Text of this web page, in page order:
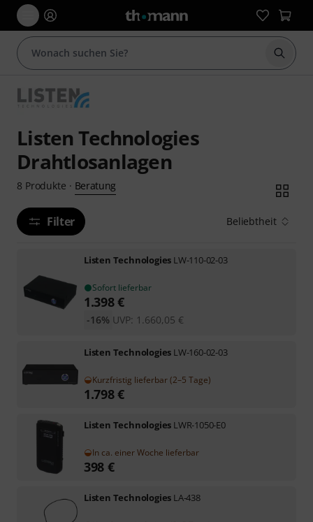
Suche
Listen Technologies
Drahtlosanlagen
8 Produkte · Beratung
Filter Beliebtheit
Listen Technologies LW-110-02-03
Sofort lieferbar
1.398€
UVP: 1.660,05 €
-16%
Listen Technologies LW-160-02-03
Kurzfristig lieferbar (2–5 Tage)
1.798€
Listen Technologies LWR-1050-E0
In ca. einer Woche lieferbar
398 €
Listen Technologies LA-438